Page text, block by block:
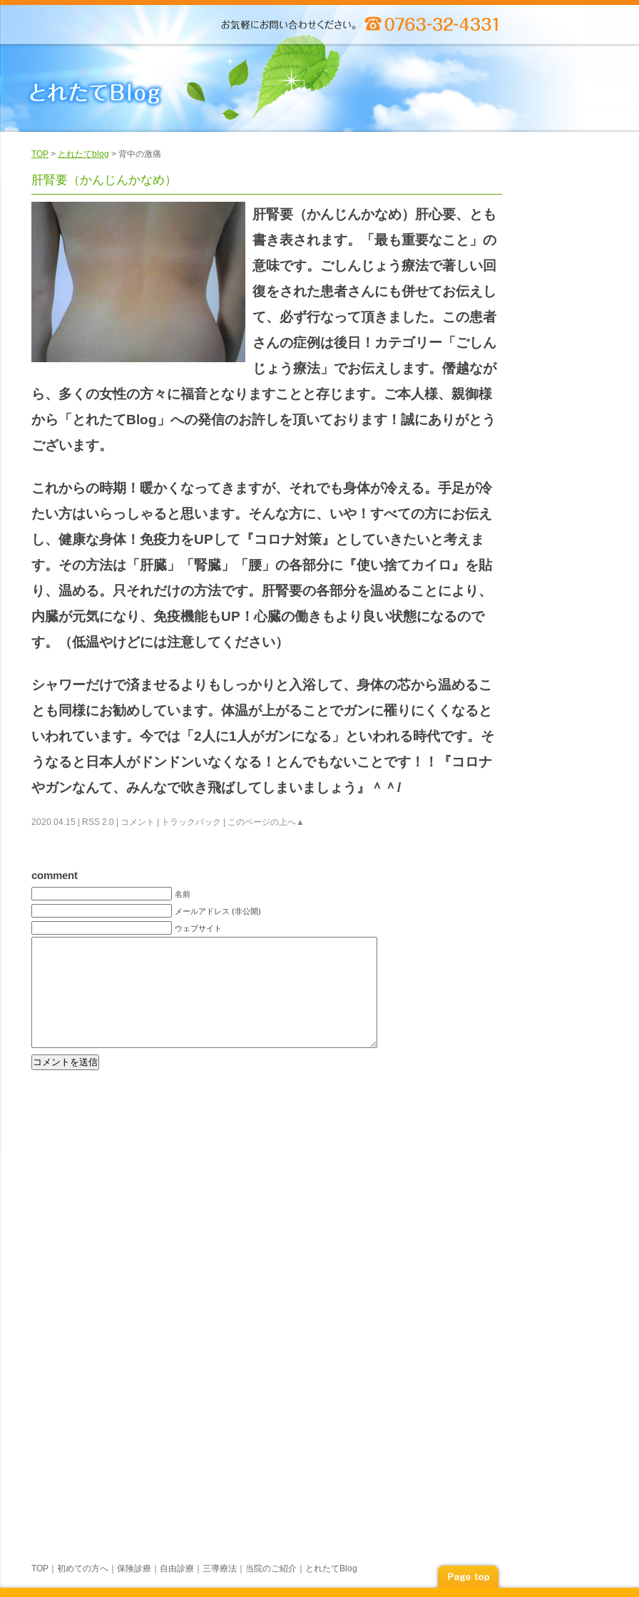
TOP > とれたてblog > 背中の激痛
肝腎要（かんじんかなめ）
肝腎要（かんじんかなめ）肝心要、とも
書き表されます。「最も重要なこと」の
意味です。ごしんじょう療法で著しい回
復をされた患者さんにも併せてお伝えし
て、必ず行なって頂きました。この患者
さんの症例は後日！カテゴリー「ごしん
じょう療法」でお伝えします。僭越なが
ら、多くの女性の方々に福音となりますことと存じます。ご本人様、親御様
から「とれたてBlog」への発信のお許しを頂いております！誠にありがとう
ございます。
これからの時期！暖かくなってきますが、それでも身体が冷える。手足が冷
たい方はいらっしゃると思います。そんな方に、いや！すべての方にお伝え
し、健康な身体！免疫力をUPして『コロナ対策』としていきたいと考えま
す。 その方法は「肝臓」「腎臓」「腰」の各部分に『使い捨てカイロ』を貼
り、温める。只それだけの方法です。肝腎要の各部分を温めることにより、
内臓が元気になり、免疫機能もUP！心臓の働きもより良い状態になるので
す。（低温やけどには注意してください）
シャワーだけで済ませるよりもしっかりと入浴して、身体の芯から温めるこ
とも同様にお勧めしています。体温が上がることでガンに罹りにくくなると
いわれています。今では「2人に1人がガンになる」といわれる時代です。そ
うなると日本人がドンドンいなくなる！とんでもないことです！！『コロナ
やガンなんて、みんなで吹き飛ばしてしまいましょう』＾＾/
2020.04.15 | RSS 2.0 コメント トラックバック このページの上へ▲
comment
名前
メールアドレス (非公開)
ウェブサイト
TOP 初めての方へ 保険診療 自由診療 三導療法 当院のご紹介 とれたてBlog